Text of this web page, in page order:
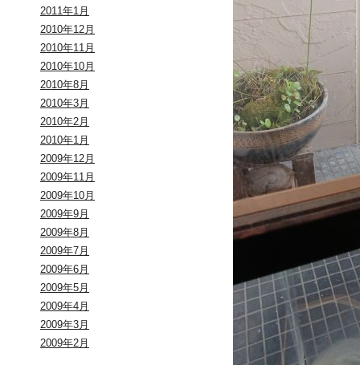
2011年1月
2010年12月
2010年11月
2010年10月
2010年8月
2010年3月
2010年2月
2010年1月
2009年12月
2009年11月
2009年10月
2009年9月
2009年8月
2009年7月
2009年6月
2009年5月
2009年4月
2009年3月
2009年2月